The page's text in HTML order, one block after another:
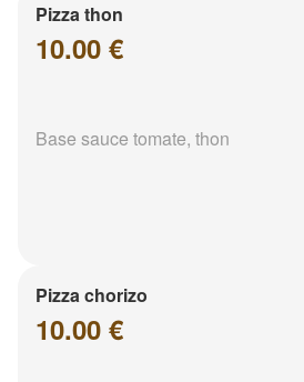
Pizza thon
10.00 €
Base sauce tomate, thon
Pizza chorizo
10.00 €